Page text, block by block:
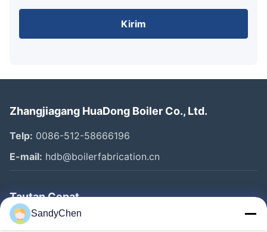
Kirim
Zhangjiagang HuaDong Boiler Co., Ltd.
Telp: 0086-512-58666196
E-mail: hdb@boilerfabrication.cn
Tautan Cepat
Rumah
SandyChen